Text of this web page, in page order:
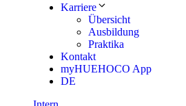
Karriere
Übersicht
Ausbildung
Praktika
Kontakt
myHUEHOCO App
DE